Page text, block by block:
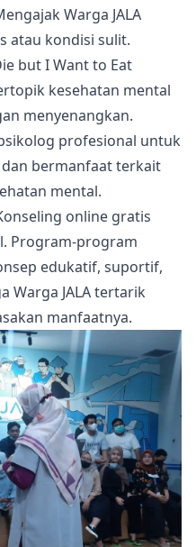
Warga JALA
atau kondisi sulit.
but I Want to Eat
kesehatan mental
menyenangkan.
profesional untuk
bermanfaat terkait
mental.
online gratis
Program-program
edukatif, suportif,
Warga JALA tertarik
manfaatnya.